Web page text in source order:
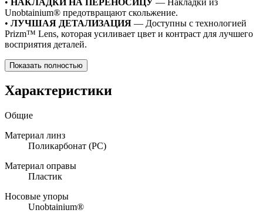
Unobtainium® предотвращают скольжение.
• ЛУЧШАЯ ДЕТАЛИЗАЦИЯ — Доступны с технологией
Prizm™ Lens, которая усиливает цвет и контраст для лучшего
восприятия деталей.
Показать полностью
Характеристики
Общие
Материал линз
Поликарбонат (PC)
Материал оправы
Пластик
Носовые упоры
Unobtainium®